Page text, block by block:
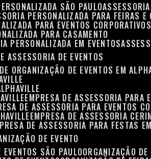
SÃO PAULO
PERSONALIZADA PARA FEIRAS E
PARA EVENTOS CORPORATIVOS
PARA CASAMENTO
PERSONALIZADA EM EVENTOS
ASSESSORIA DE EVENTOS
DE ORGANIZAÇÃO DE EVENTOS EM
EMPRESA DE ASSESSORIA
DE ASSESSORIA PARA EVENTOS
EMPRESA DE ASSESSORIA
DE ASSESSORIA PARA FESTAS
DE EVENTO
EVENTOS SÃO PAULO ORGANIZAÇÃO